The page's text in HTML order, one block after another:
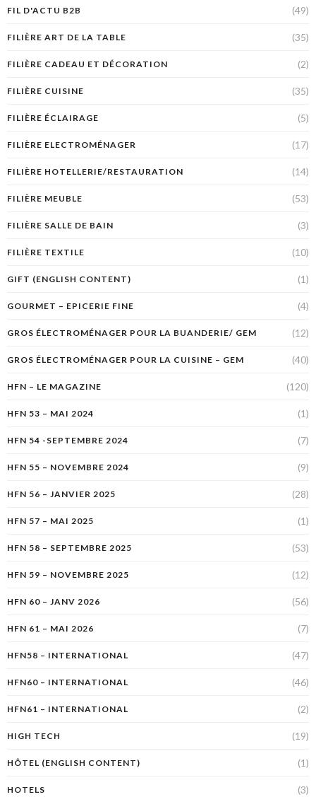
FIL D'ACTU B2B (49)
FILIÈRE ART DE LA TABLE (35)
FILIÈRE CADEAU ET DÉCORATION (2)
FILIÈRE CUISINE (35)
FILIÈRE ÉCLAIRAGE (5)
FILIÈRE ELECTROMÉNAGER (17)
FILIÈRE HOTELLERIE/RESTAURATION (14)
FILIÈRE MEUBLE (53)
FILIÈRE SALLE DE BAIN (3)
FILIÈRE TEXTILE (10)
GIFT (ENGLISH CONTENT) (1)
GOURMET – EPICERIE FINE (4)
GROS ÉLECTROMÉNAGER POUR LA BUANDERIE/ GEM (12)
GROS ÉLECTROMÉNAGER POUR LA CUISINE – GEM (40)
HFN – LE MAGAZINE (120)
HFN 53 – MAI 2024 (1)
HFN 54 -SEPTEMBRE 2024 (7)
HFN 55 – NOVEMBRE 2024 (9)
HFN 56 – JANVIER 2025 (28)
HFN 57 – MAI 2025 (1)
HFN 58 – SEPTEMBRE 2025 (53)
HFN 59 – NOVEMBRE 2025 (12)
HFN 60 – JANV 2026 (56)
HFN 61 – MAI 2026 (7)
HFN58 – INTERNATIONAL (47)
HFN60 – INTERNATIONAL (46)
HFN61 – INTERNATIONAL (2)
HIGH TECH (19)
HÔTEL (ENGLISH CONTENT) (1)
HOTELS (3)